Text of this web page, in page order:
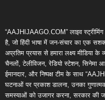
“AAJHIJAAGO.COM” लाइव
है, जो हिंदी भाषा में जन-संचार का एक
अप्रतिम प्रयास से हमारा लक्ष्य मीडिया
चैनलों, टेलीविजन, रेडियो स्टेशन, सिनेमा
ईमानदार, और निष्पक्ष टीम के साथ
घटनाओं पर प्रकाश डालना, उनका
समस्याओं को उजागर करना, सरकार की